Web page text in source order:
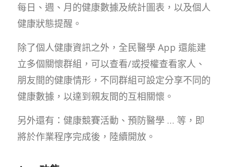
每日、週、月的健康數據及統計圖表，以及個人
健康狀態提醒。
除了個人健康資訊之外，全民醫學 App 還能建
立多個關懷群組，可以查看/或授權查看家人、
朋友間的健康情形，不同群組可設定分享不同的
健康數據，以達到親友間的互相關懷。
另外還有：健康競賽活動、預防醫學 … 等，即
將於作業程序完成後，陸續開放。